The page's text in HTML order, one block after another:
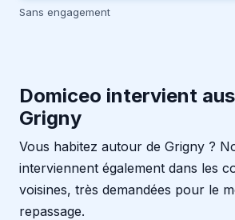
Sans engagement
Domiceo intervient
Grigny
Vous habitez autour de Grigny ?
interviennent également dans les
voisines, très demandées pour le
repassage.